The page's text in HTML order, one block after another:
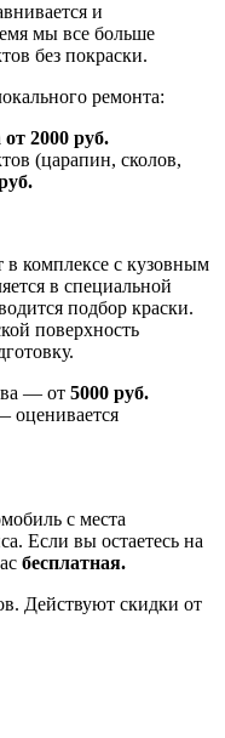
и
мы все больше
без покраски.
ремонта:
от 2000 руб.
(царапин, сколов,
в комплексе с кузовным
в специальной
подбор краски.
поверхность
— от 5000 руб.
оценивается
с места
Если вы остаетесь на
бесплатная.
Действуют скидки от